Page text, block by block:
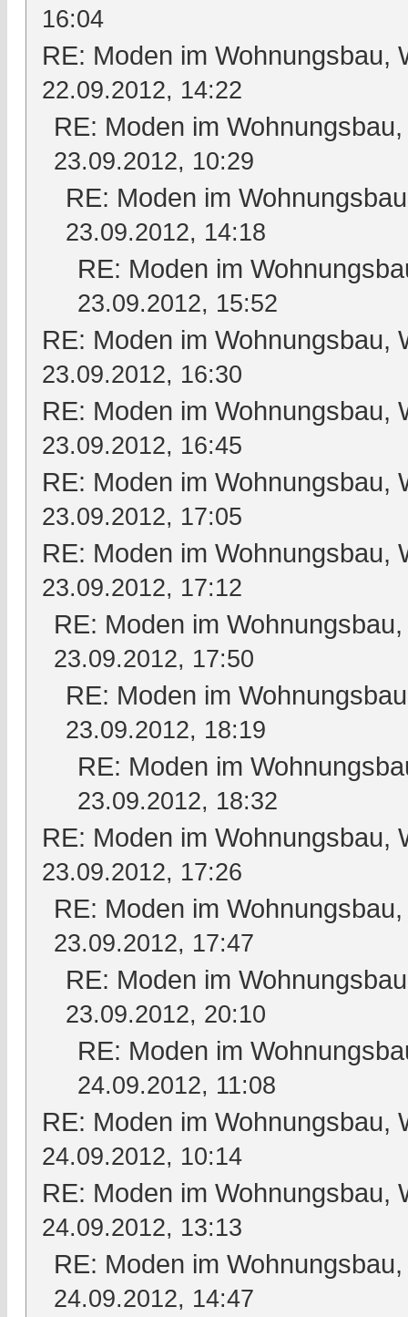
16:04
RE: Moden im Wohnungsbau,
22.09.2012, 14:22
RE: Moden im
23.09.2012, 10:29
RE: Moden im
23.09.2012, 14:18
RE: Moden im
23.09.2012, 15:52
RE: Moden im Wohnungsbau,
23.09.2012, 16:30
RE: Moden im Wohnungsbau,
23.09.2012, 16:45
RE: Moden im Wohnungsbau,
23.09.2012, 17:05
RE: Moden im Wohnungsbau,
23.09.2012, 17:12
RE: Moden im
23.09.2012, 17:50
RE: Moden im
23.09.2012, 18:19
RE: Moden im
23.09.2012, 18:32
RE: Moden im Wohnungsbau,
23.09.2012, 17:26
RE: Moden im
23.09.2012, 17:47
RE: Moden im
23.09.2012, 20:10
RE: Moden im
24.09.2012, 11:08
RE: Moden im Wohnungsbau,
24.09.2012, 10:14
RE: Moden im Wohnungsbau,
24.09.2012, 13:13
RE: Moden im
24.09.2012, 14:47